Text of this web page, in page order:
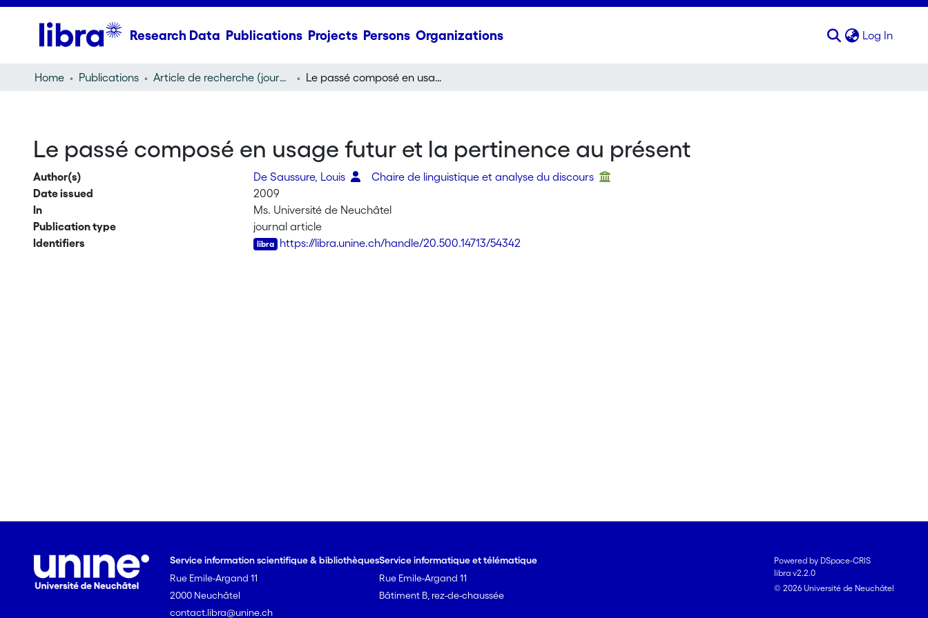
Research Data Publications Projects Persons Organizations Log In
Home Publications Article de recherche (journal article) Le passé composé en usage futur et la pertinence au présent
Le passé composé en usage futur et la pertinence au présent
Author(s) De Saussure, Louis
Chaire de linguistique et analyse du discours
Date issued
2009
In
Ms. Université de Neuchâtel
Publication type
journal article
Identifiers
https://libra.unine.ch/handle/20.500.14713/54342
Service information scientifique & bibliothèques
Rue Emile-Argand 11
2000 Neuchâtel
contact.libra@unine.ch
Service informatique et télématique
Rue Emile-Argand 11
Bâtiment B, rez-de-chaussée
Powered by DSpace-CRIS
libra v2.2.0
© 2026 Université de Neuchâtel